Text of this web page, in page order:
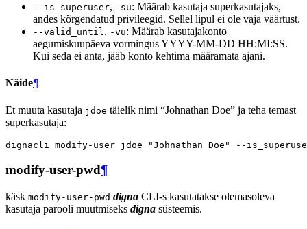
--is_superuser, -su: Määrab kasutaja superkasutajaks,
andes kõrgendatud privileegid. Sellel lipul ei ole vaja väärtust.
--valid_until, -vu: Määrab kasutajakonto
aegumiskuupäeva vormingus YYYY-MM-DD HH:MI:SS.
Kui seda ei anta, jääb konto kehtima määramata ajani.
Näide¶
Et muuta kasutaja jdoe täielik nimi “Johnathan Doe” ja teha temast
superkasutaja:
dignacli modify-user jdoe "Johnathan Doe"
modify-user-pwd¶
käsk modify-user-pwd digna CLI-s kasutatakse olemasoleva
kasutaja parooli muutmiseks digna süsteemis.